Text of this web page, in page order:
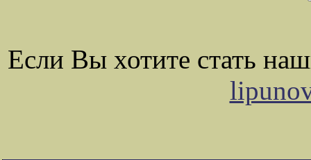
Если Вы хотите стать